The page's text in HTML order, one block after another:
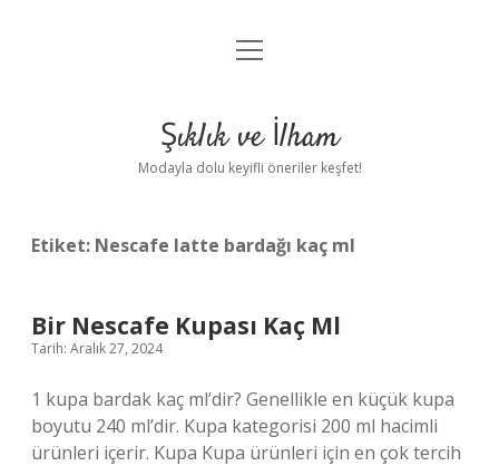
Anasayfa
Yasal Uyarı
menüyü
Şıklık ve İlham
Modayla dolu keyifli öneriler keşfet!
Etiket: Nescafe latte bardağı kaç ml
Bir Nescafe Kupası Kaç Ml
Tarih: Aralık 27, 2024
1 kupa bardak kaç ml’dir? Genellikle en küçük kupa
boyutu 240 ml’dir. Kupa kategorisi 200 ml hacimli
ürünleri içerir. Kupa Kupa ürünleri için en çok tercih